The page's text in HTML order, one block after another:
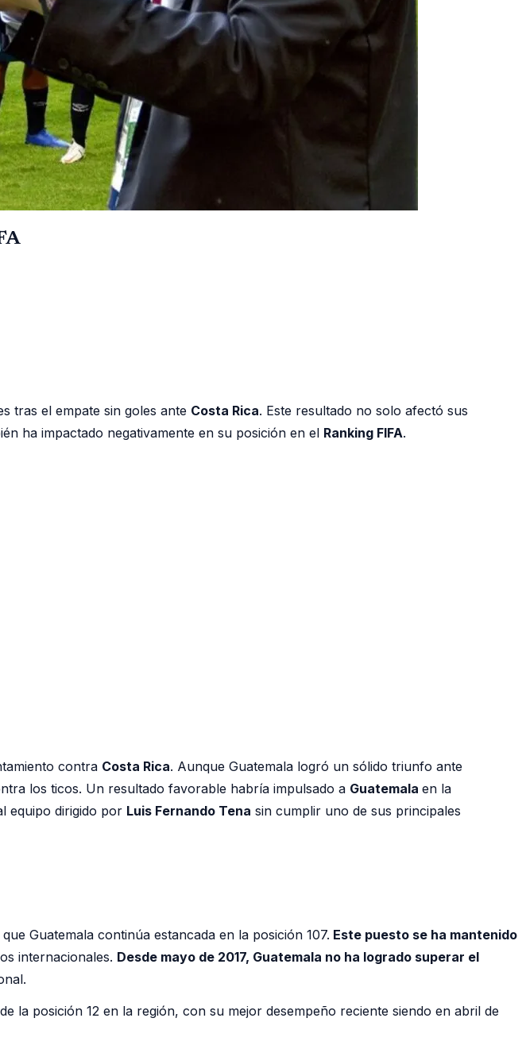
tras el empate sin goles ante Costa Rica. Este resultado no solo afectó sus
ha impactado negativamente en su posición en el Ranking FIFA.
contra Costa Rica. Aunque Guatemala logró un sólido triunfo ante
los ticos. Un resultado favorable habría impulsado a Guatemala en la
equipo dirigido por Luis Fernando Tena sin cumplir uno de sus principales
Guatemala continúa estancada en la posición 107. Este puesto se ha mantenido
internacionales. Desde mayo de 2017, Guatemala no ha logrado superar el
la posición 12 en la región, con su mejor desempeño reciente siendo en abril de